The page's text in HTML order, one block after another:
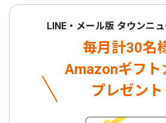
LINE・メール版 タウンニ
毎月計30名
Amazonギフト
プレゼント